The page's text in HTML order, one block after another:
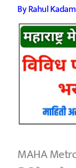
ByRahul Kadam
MAHA Metro